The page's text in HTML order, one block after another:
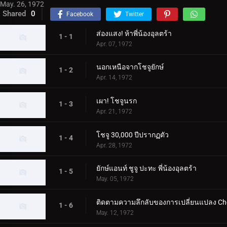
May. 26, 1972
Shared 0 Facebook Twitter
1 - 1 ส่องแสง! ห้าพี่น้องอุลตร้า
Apr. 07, 1972
1 - 2 นอกเหนือจากโชจูยักษ์
Apr. 14, 1972
1 - 3 เผา! โชจูนรก
Apr. 21, 1972
1 - 4 โชจู 30,000 ปีปรากฏตัว
Apr. 28, 1972
1 - 5 ยักษ์แอนท์ ชูจู ปะทะ พี่น้องอุลตร้า
May. 05, 1972
1 - 6 ติดตามความลึกลับของการเปลี่ยนแปลง
May. 12, 1972